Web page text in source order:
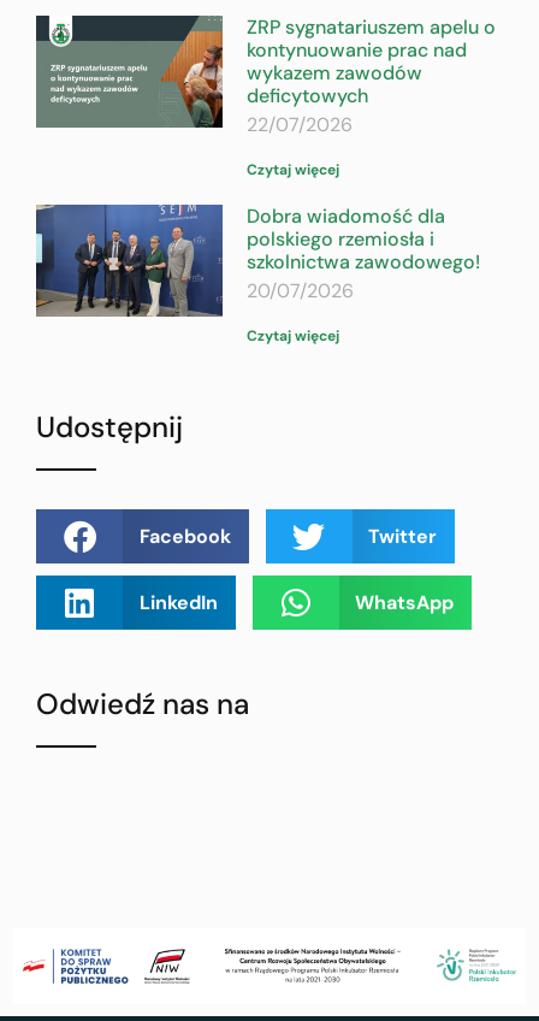
ZRP sygnatariuszem apelu o
kontynuowanie prac nad
wykazem zawodów
deficytowych
22/07/2026
Czytaj więcej
Dobra wiadomość dla
polskiego rzemiosła i
szkolnictwa zawodowego!
20/07/2026
Czytaj więcej
Udostępnij
Facebook Twitter
LinkedIn WhatsApp
Odwiedź nas na